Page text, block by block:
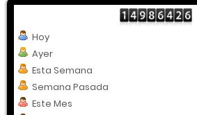
Hoy
Ayer
Esta Semana
Semana Pasada
Este Mes